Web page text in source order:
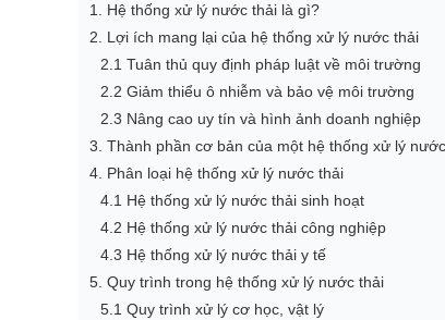
1. Hệ thống xử lý nước thải là gì?
2. Lợi ích mang lại của hệ thống xử lý nước thải
2.1 Tuân thủ quy định pháp luật về môi trường
2.2 Giảm thiểu ô nhiễm và bảo vệ môi trường
2.3 Nâng cao uy tín và hình ảnh doanh nghiệp
3. Thành phần cơ bản của một hệ thống xử lý
4. Phân loại hệ thống xử lý nước thải
4.1 Hệ thống xử lý nước thải sinh hoạt
4.2 Hệ thống xử lý nước thải công nghiệp
4.3 Hệ thống xử lý nước thải y tế
5. Quy trình trong hệ thống xử lý nước thải
5.1 Quy trình xử lý cơ học, vật lý